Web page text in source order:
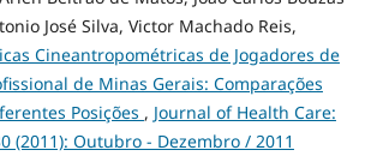
José Silva, Victor Machado Reis,
Cineantropométricas de Jogadores de
de Minas Gerais: Comparações
Posições , Journal of Health Care:
(2011): Outubro - Dezembro / 2011